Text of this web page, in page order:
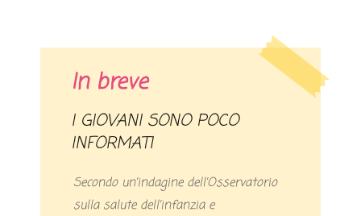
In breve
I GIOVANI SONO POCO
INFORMATI
Secondo un’indagine dell’Osservatorio
sulla salute dell’infanzia e